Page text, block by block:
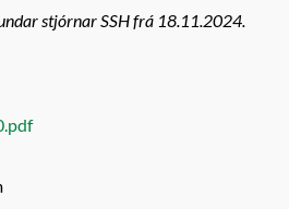
stjórnar SSH frá 18.11.2024.